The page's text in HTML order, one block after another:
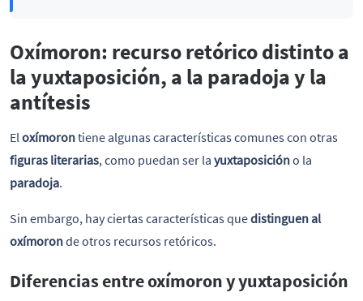
Oxímoron: recurso retórico distinto a
la yuxtaposición, a la paradoja y la
antítesis
El oxímorontiene algunas características comunes con otras
figuras literarias, como puedan ser la yuxtaposicióno la
paradoja.
Sin embargo, hay ciertas características quedistinguen al
oxímoronde otros recursos retóricos.
Diferencias entre oxímoron y yuxtaposición